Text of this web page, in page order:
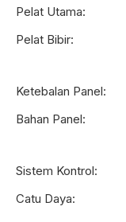
Pelat Utama:
Pelat Bibir:
Ketebalan Panel:
Bahan Panel:
Sistem Kontrol:
Catu Daya: